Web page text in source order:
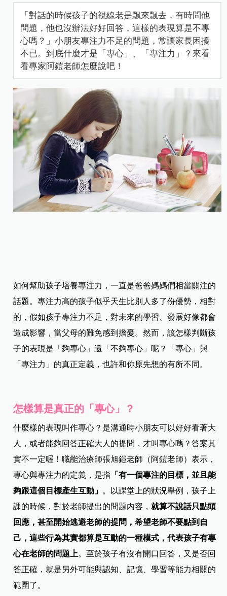
「對話的時候孩子的視線老是飄來飄去，有時問他
問題，他也沒辦法好好回答，這樣的表現算是不專
心嗎？」小朋友專注力不足的問題，常讓家長困擾
不已。到底什麼才是「專心」、「專注力」？來看
看專家阿鎧老師怎麼說吧！
如何幫助孩子培養專注力，一直是爸爸媽媽們相當關注的
話題。專注力高的孩子似乎天生比別人多了份優勢，相對
的，假如孩子專注力不足，對未來的學習、發展好像都會
造成影響，當父母的難免感到擔憂。然而，該怎樣判斷孩
子的表現是「夠專心」還「不夠專心」呢？「專心」與
「專注力」的真正定義，也許和你原先想的有所不同。
怎樣算是真正的「專心」？
什麼樣的表現叫作專心？是溝通時小朋友可以好好看著大
人，或者能夠回答正確大人的提問，才叫專心嗎？答案其
實不一定喔！職能治療師張旭鎧老師（阿鎧老師）表示，
專心與專注力的定義，是指 「有一個專注的目標，並且能
夠跟這個目標產生互動」 。以課堂上的狀況舉例，孩子上
課的時候，對於老師提出的問題內容，就算不說話只點頭
回應，甚至開始逃避老師的提問，希望老師不要點到自
己，這些行為其實都算是互動的一種模式，代表孩子有專
心在老師的問題上。至於孩子有沒有開口回答，又是否回
答正確，就是另外可能與認知、記憶、學習等能力相關的
範圍了。